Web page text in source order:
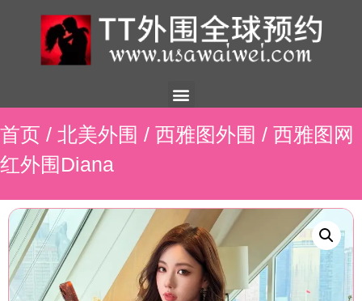
首页 / 北美外围 / 西雅图外围 / 西雅图网
红外围Diana